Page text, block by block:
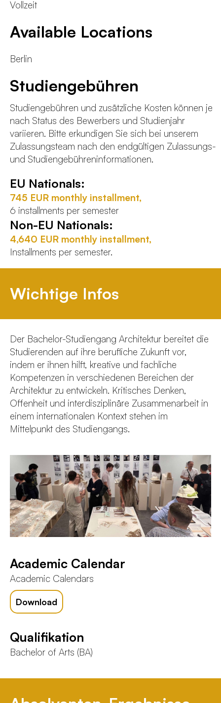
Vollzeit
Available Locations
Berlin
Studiengebühren
Studiengebühren und zusätzliche Kosten können je
nach Status des Bewerbers und Studienjahr
variieren. Bitte erkundigen Sie sich bei unserem
Zulassungsteam nach den endgültigen Zulassungs-
und Studiengebühreninformationen.
EU Nationals:
745 EUR monthly installment,
6 installments per semester
Non-EU Nationals:
4,640 EUR monthly installment,
Installments per semester.
Wichtige Infos
Der Bachelor-Studiengang Architektur bereitet die
Studierenden auf ihre berufliche Zukunft vor,
indem er ihnen hilft, kreative und fachliche
Kompetenzen in verschiedenen Bereichen der
Architektur zu entwickeln. Kritisches Denken,
Offenheit und interdisziplinäre Zusammenarbeit in
einem internationalen Kontext stehen im
Mittelpunkt des Studiengangs.
Academic Calendar
Academic Calendars
Download
Qualifikation
Bachelor of Arts (BA)